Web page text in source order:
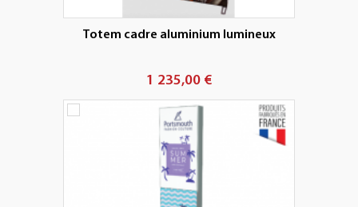
Totem cadre aluminium lumineux
1 235,00 €